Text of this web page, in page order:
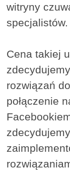
witryny
specjalistów.
Cena takiej
rozwiązań
połączenie